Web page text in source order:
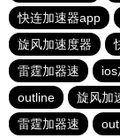
快连加速器app
旋风加速度器
雷霆加器速
ios
outline
旋风加
雷霆加器速